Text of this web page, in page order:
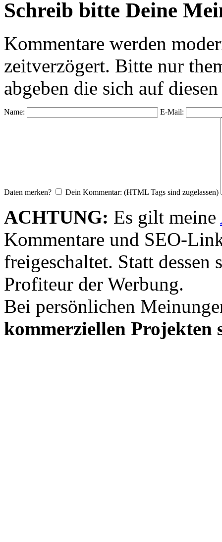
Schreib bitte Deine
Kommentare werden
zeitverzögert. Bitte nur
abgeben die sich auf
Name: E-Mail:
Daten merken? Dein Kommentar: (HTML Tags sind zugelassen)
ACHTUNG: Es gilt meine
Kommentare und SEO-
freigeschaltet. Statt dessen
Profiteur der Werbung.
Bei persönlichen
kommerziellen Projekten